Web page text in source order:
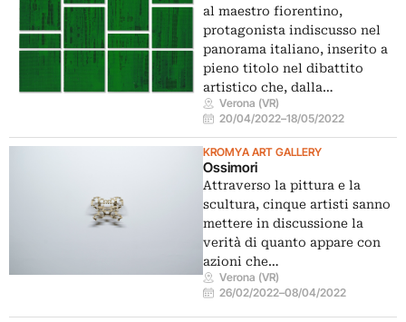
al maestro fiorentino,
protagonista indiscusso nel
panorama italiano, inserito a
pieno titolo nel dibattito
artistico che, dalla…
Verona (VR)
20/04/2022–18/05/2022
KROMYA ART GALLERY
Ossimori
Attraverso la pittura e la
scultura, cinque artisti sanno
mettere in discussione la
verità di quanto appare con
azioni che…
Verona (VR)
26/02/2022–08/04/2022